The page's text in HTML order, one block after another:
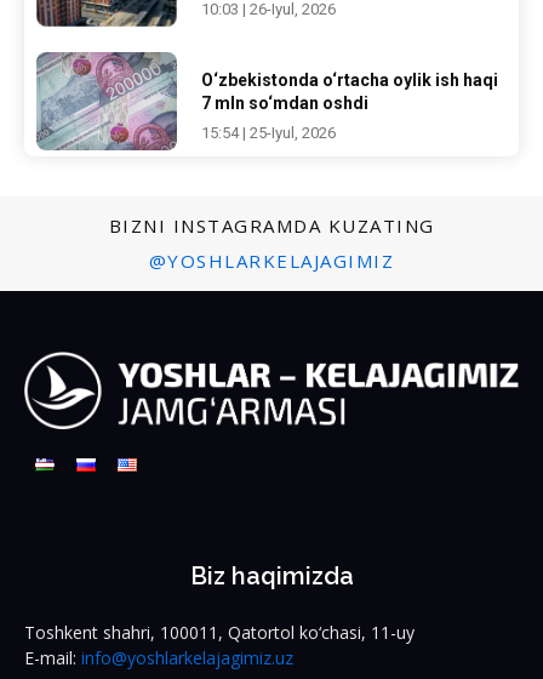
10:03 | 26-Iyul, 2026
O‘zbekistonda o‘rtacha oylik ish haqi
7 mln so‘mdan oshdi
15:54 | 25-Iyul, 2026
BIZNI INSTAGRAMDA KUZATING
@YOSHLARKELAJAGIMIZ
Biz haqimizda
Toshkent shahri, 100011, Qatortol ko‘chasi, 11-uy
E-mail: info@yoshlarkelajagimiz.uz